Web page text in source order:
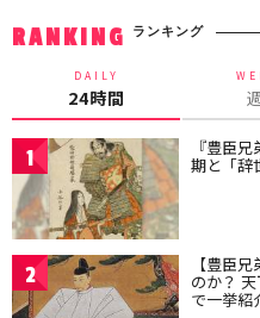
RANKING ランキング
DAILY
24時間
1 『豊臣
期と「辞
2 【豊臣
のか？
で一挙紹